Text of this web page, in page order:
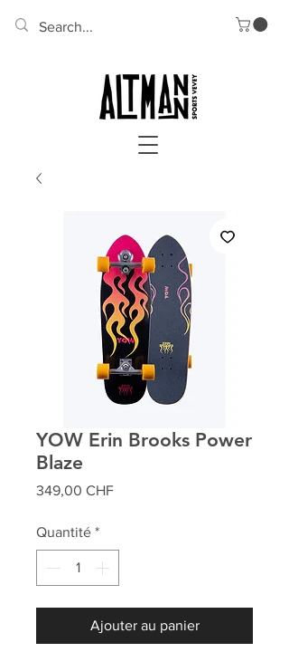
YOW Erin Brooks Power
Blaze
349,00 CHFPrix
Quantité *
Ajouter au panier